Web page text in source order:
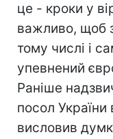
це - кроки у
важливо, щоб
тому числі і
упевнений
Раніше
посол
висловив